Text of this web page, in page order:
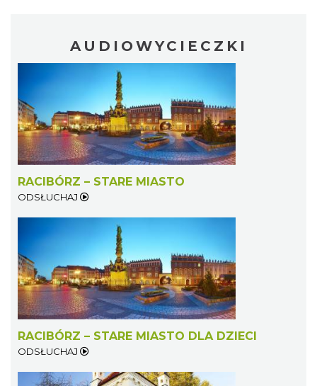
AUDIOWYCIECZKI
RACIBÓRZ – STARE MIASTO
ODSŁUCHAJ
RACIBÓRZ – STARE MIASTO DLA DZIECI
ODSŁUCHAJ